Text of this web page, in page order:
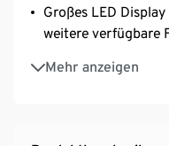
Großes LED
weitere verfügbare
Mehr anzeigen
SensitiveDrying